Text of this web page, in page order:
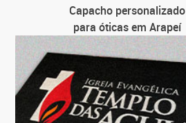
Capacho personalizado
para óticas em Arapeí